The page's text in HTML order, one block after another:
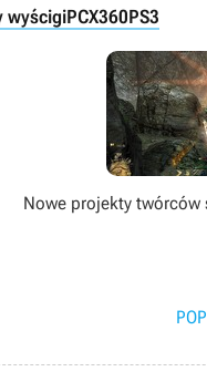
wyścigiPCX360PS3
Nowe projekty twórców